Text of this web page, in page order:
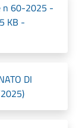
n 60-2025 -
KB -
DI